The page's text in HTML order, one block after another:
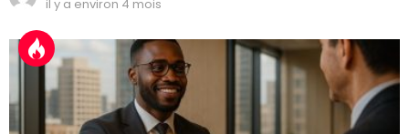
il y a environ 4 mois